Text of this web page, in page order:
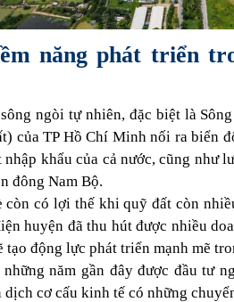
năng phát triển
ngòi tự nhiên, đặc biệt là
của TP Hồ Chí Minh nối ra biển
nhập khẩu của cả nước, cũng như
đông Nam Bộ.
còn có lợi thế khi quỹ đất còn
huyện đã thu hút được nhiều
tạo động lực phát triển mạnh mẽ
những năm gần đây được đầu tư
dịch cơ cấu kinh tế có những